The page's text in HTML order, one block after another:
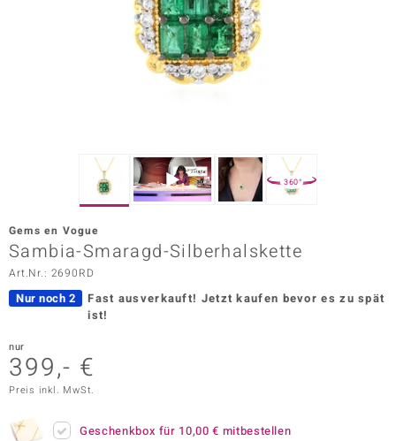
Vogue
360°
Gems en Vogue
Sambia-Smaragd-Silberhalskette
Art.Nr.: 2690RD
Nur noch 2 Fast ausverkauft! Jetzt kaufen bevor es zu spät
ist!
nur
399,- €
Preis inkl. MwSt.
Geschenkbox für 10,00 € mitbestellen